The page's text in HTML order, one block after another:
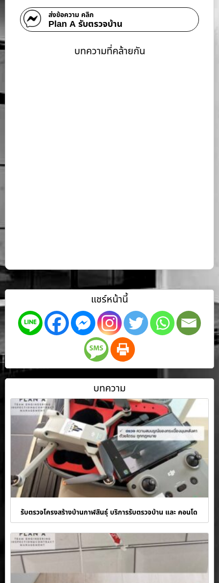
ส่งข้อความ คลิก
Plan A รับตรวจบ้าน
บทความที่คล้ายกัน
แชร์หน้านี้
บทความ
รับตรวจโครงสร้างบ้านกาฬสินธุ์ บริการรับตรวจบ้าน และ คอนโด